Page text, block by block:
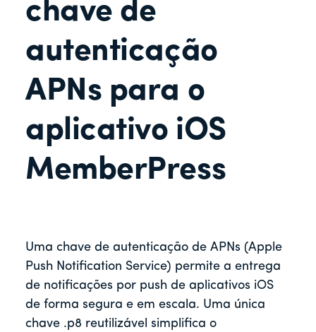
chave de
autenticação
APNs para o
aplicativo iOS
MemberPress
Uma chave de autenticação de APNs (Apple
Push Notification Service) permite a entrega
de notificações por push de aplicativos iOS
de forma segura e em escala. Uma única
chave .p8 reutilizável simplifica o